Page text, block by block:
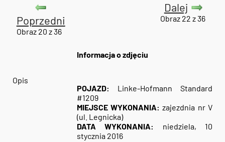
Poprzedni
Obraz 20 z 36
Dalej
Obraz 22 z 36
Informacja o zdjęciu
Opis
POJAZD: Linke-Hofmann Standard
#1209
MIEJSCE WYKONANIA: zajezdnia nr V
(ul. Legnicka)
DATA WYKONANIA:
niedziela, 10
stycznia 2016